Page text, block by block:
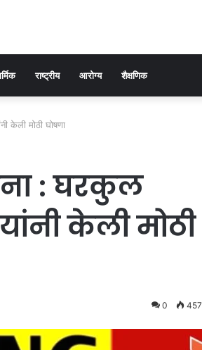
राष्ट्रीय आरोग्य शैक्षणिक
केली मोठी घोषणा
: घरकुल
केली मोठी
0 457